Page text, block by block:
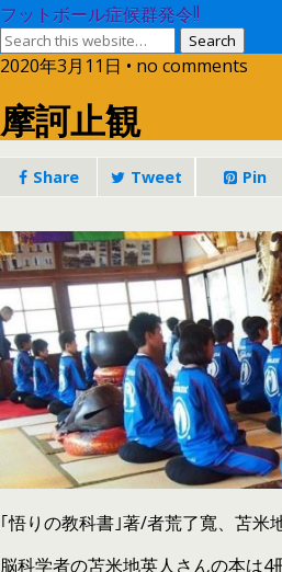
フットボール症候群発令!!
2020年3月11日 • no comments
摩訶止観
Share Tweet Pin
｢悟りの教科書｣著/者荒了寬、苫米
脳科学者の苫米地英人さんの本は4